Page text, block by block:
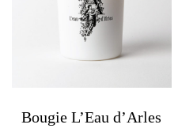
Bougie L’Eau d’Arles